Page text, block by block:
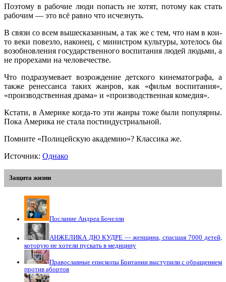
Поэтому в рабочие люди попасть не хотят, потому как стать
рабочим — это всё равно что исчезнуть.
В связи со всем вышесказанным, а так же с тем, что нам в кои-
то веки повезло, наконец, с министром культуры, хотелось бы
возобновления государственного воспитания людей людьми, а
не прорехами на человечестве.
Что подразумевает возрождение детского кинематографа, а
также ренессанса таких жанров, как «фильм воспитания»,
«производственная драма» и «производственная комедия».
Кстати, в Америке когда-то эти жанры тоже были популярны.
Пока Америка не стала постиндустриальной.
Помните «Полицейскую академию»? Классика же.
Источник: Однако
Защита жизни
Послание Андреа Бочелли
АНЖЕЛИКА ДЮ КУДРЕ — женщина, спасшая 7000 детей,
которую не хотели пускать в медицину
Православные епископы Британии выступили с обращением
против абортов